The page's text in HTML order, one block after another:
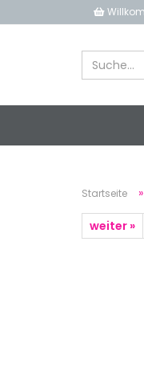
Startseite »
weiter »